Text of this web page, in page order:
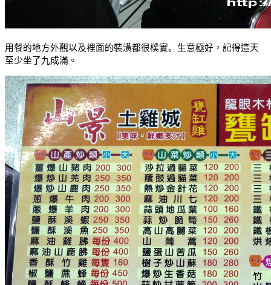
用餐的地方外觀以及裡面的裝潢都很樸實。 生意極好，記得這天
至少坐了九成滿。